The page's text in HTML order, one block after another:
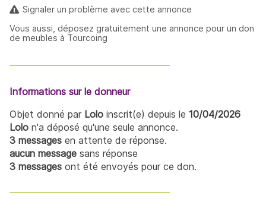
Signaler un problème avec cette annonce
Vous aussi, déposez gratuitement une annonce pour un don
de meubles à Tourcoing
Informations sur le donneur
Objet donné par Lolo inscrit(e) depuis le 10/04/2026
Lolo n'a déposé qu'une seule annonce.
3 messages en attente de réponse.
aucun message sans réponse
3 messages ont été envoyés pour ce don.